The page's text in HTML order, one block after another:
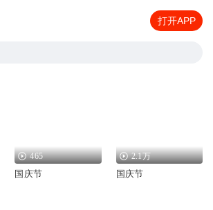
打开APP
465
国庆节
2.1万
国庆节